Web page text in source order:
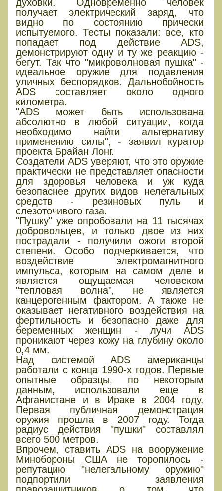
духовки. Одновременно человек
получает электрический заряд, что
видно по состоянию прически
испытуемого. Тесты показали: все, кто
попадает под действие ADS,
демонстрируют одну и ту же реакцию -
бегут. Так что "микроволновая пушка" -
идеальное оружие для подавления
уличных беспорядков. Дальнобойность
ADS составляет около одного
километра.
"ADS может быть использована
абсолютно в любой ситуации, когда
необходимо найти альтернативу
применению силы", - заявил куратор
проекта Брайан Лонг.
Создатели ADS уверяют, что это оружие
практически не представляет опасности
для здоровья человека и уж куда
безопаснее других видов нелетальных
средств - резиновых пуль и
слезоточивого газа.
"Пушку" уже опробовали на 11 тысячах
добровольцев, и только двое из них
пострадали - получили ожоги второй
степени. Особо подчеркивается, что
воздействие электромагнитного
импульса, которым на самом деле и
является ощущаемая человеком
"тепловая волна", не является
канцерогенным фактором. А также не
оказывает негативного воздействия на
фертильность и безопасно даже для
беременных женщин - лучи ADS
проникают через кожу на глубину около
0,4 мм.
Над системой ADS американцы
работали с конца 1990-х годов. Первые
опытные образцы, по некоторым
данным, использовали еще в
Афганистане и в Ираке в 2004 году.
Первая публичная демонстрация
оружия прошла в 2007 году. Тогда
радиус действия "пушки" составлял
всего 500 метров.
Впрочем, ставить ADS на вооружение
Минобороны США не торопилось -
репутацию "нелегальному оружию"
подпортили заявления